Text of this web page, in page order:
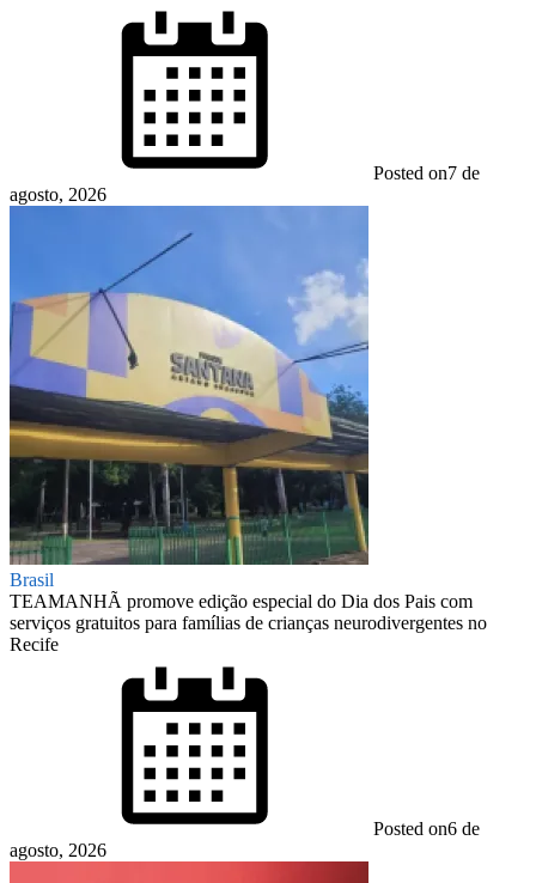
Posted on7 de
agosto, 2026
Brasil
TEAMANHÃ promove edição especial do Dia dos Pais com
serviços gratuitos para famílias de crianças neurodivergentes no
Recife
Posted on6 de
agosto, 2026